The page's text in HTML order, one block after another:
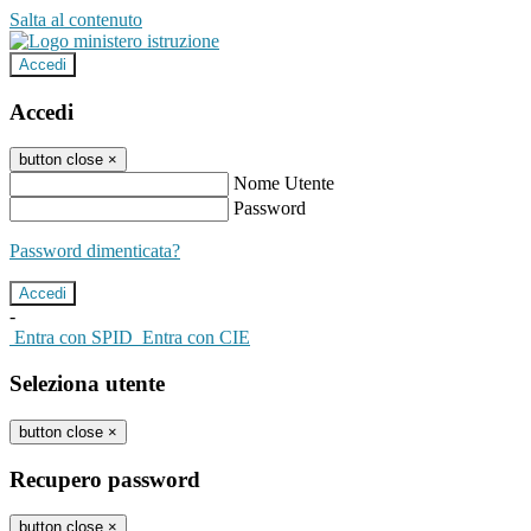
Salta al contenuto
Accedi
Accedi
button close ×
Nome Utente
Password
Password dimenticata?
-
Entra con SPID Entra con CIE
Seleziona utente
button close ×
Recupero password
button close ×